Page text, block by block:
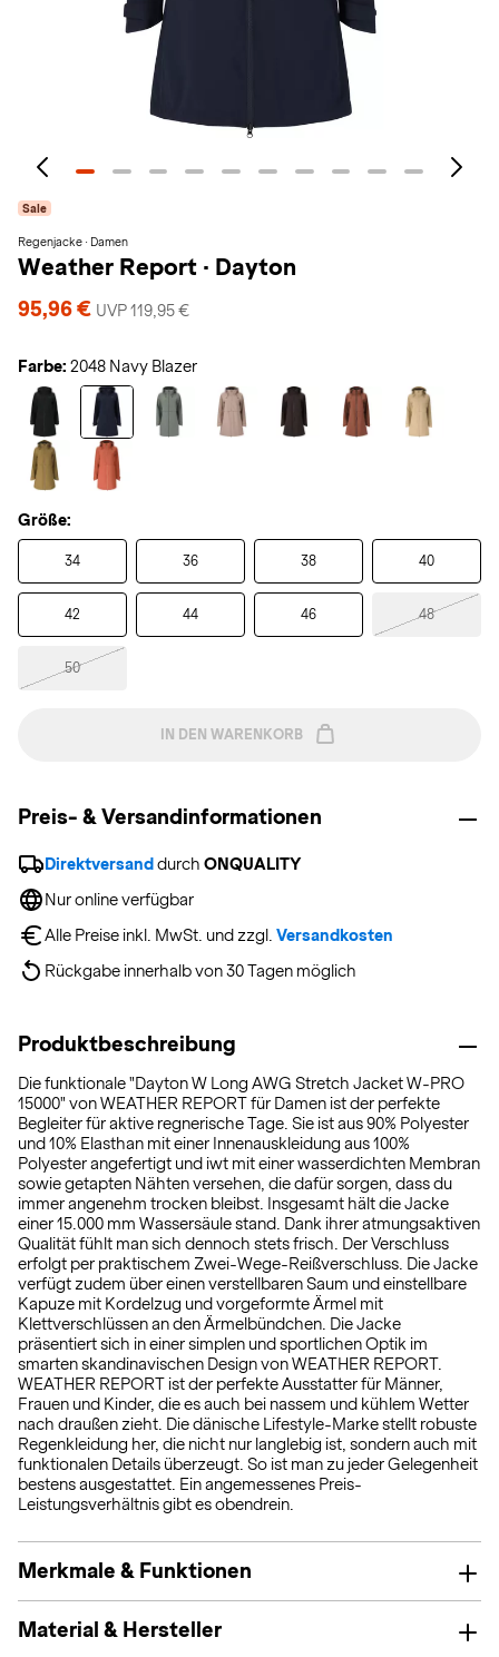
Sale
Regenjacke · Damen
Weather Report · Dayton
95,96 € UVP 119,95 €
Farbe: 2048 Navy Blazer
Größe:
34 36 38 40
42 44 46 48
50
IN DEN WARENKORB
Preis- & Versandinformationen
Direktversand durch ONQUALITY
Nur online verfügbar
Alle Preise inkl. MwSt. und zzgl. Versandkosten
Rückgabe innerhalb von 30 Tagen möglich
Produktbeschreibung
Die funktionale "Dayton W Long AWG Stretch Jacket W-PRO
15000" von WEATHER REPORT für Damen ist der perfekte
Begleiter für aktive regnerische Tage. Sie ist aus 90% Polyester
und 10% Elasthan mit einer Innenauskleidung aus 100%
Polyester angefertigt und iwt mit einer wasserdichten Membran
sowie getapten Nähten versehen, die dafür sorgen, dass du
immer angenehm trocken bleibst. Insgesamt hält die Jacke
einer 15.000 mm Wassersäule stand. Dank ihrer atmungsaktiven
Qualität fühlt man sich dennoch stets frisch. Der Verschluss
erfolgt per praktischem Zwei-Wege-Reißverschluss. Die Jacke
verfügt zudem über einen verstellbaren Saum und einstellbare
Kapuze mit Kordelzug und vorgeformte Ärmel mit
Klettverschlüssen an den Ärmelbündchen. Die Jacke
präsentiert sich in einer simplen und sportlichen Optik im
smarten skandinavischen Design von WEATHER REPORT.
WEATHER REPORT ist der perfekte Ausstatter für Männer,
Frauen und Kinder, die es auch bei nassem und kühlem Wetter
nach draußen zieht. Die dänische Lifestyle-Marke stellt robuste
Regenkleidung her, die nicht nur langlebig ist, sondern auch mit
funktionalen Details überzeugt. So ist man zu jeder Gelegenheit
bestens ausgestattet. Ein angemessenes Preis-
Leistungsverhältnis gibt es obendrein.
Merkmale & Funktionen
Material & Hersteller